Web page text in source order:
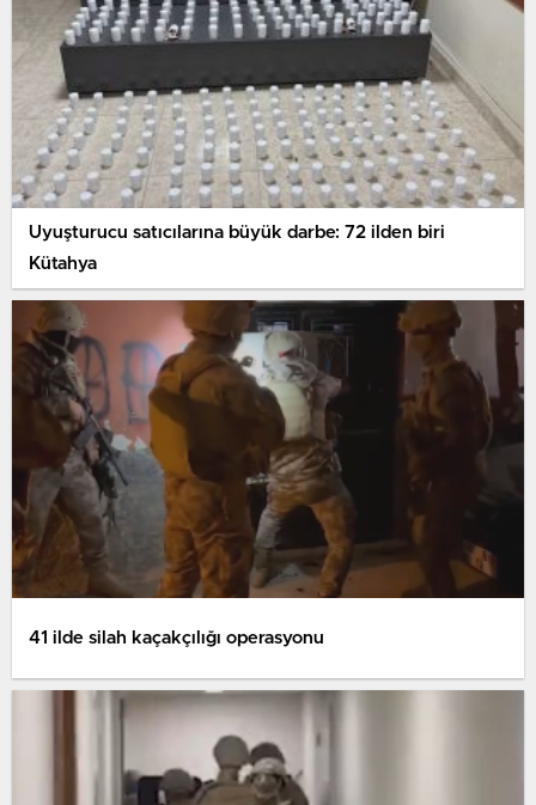
Uyuşturucu satıcılarına büyük darbe: 72 ilden biri
Kütahya
41 ilde silah kaçakçılığı operasyonu